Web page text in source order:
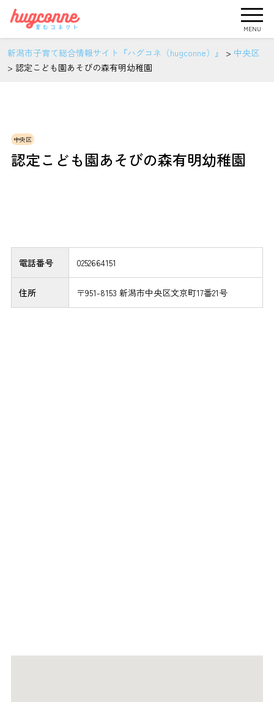
MENU
新潟市子育て総合情報サイト『ハグコネ（hugconne）』 > 中央区
> 認定こども園あそびの森有明幼稚園
中央区
認定こども園あそびの森有明幼稚園
電話番号 0252664151
住所 〒951-8153 新潟市中央区文京町17番21号